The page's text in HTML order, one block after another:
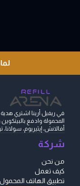
في ريفيل أرينا اشتري
المحمولة وادفع
أفالانش، إيثيريوم،
شركة
من نحن
كيف تعمل
تطبيق الهاتف المحمول